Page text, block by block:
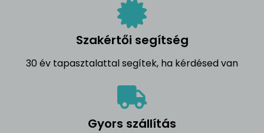
Szakértői segítség
30 év tapasztalattal segítek, ha kérdésed van
Gyors szállítás